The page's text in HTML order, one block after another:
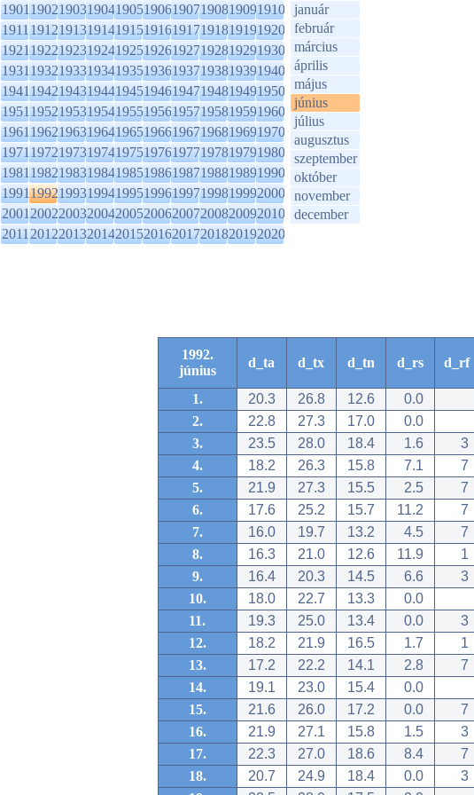
1901190219031904190519061907190819091910
1911191219131914191519161917191819191920
1921192219231924192519261927192819291930
1931193219331934193519361937193819391940
1941194219431944194519461947194819491950
1951195219531954195519561957195819591960
1961196219631964196519661967196819691970
1971197219731974197519761977197819791980
1981198219831984198519861987198819891990
1991199219931994199519961997199819992000
2001200220032004200520062007200820092010
2011201220132014201520162017201820192020
január
február
március
április
május
június
július
augusztus
szeptember
október
november
december
1992.
június
d_ta d_tx d_tn d_rs d_rf
1. 20.3 26.8 12.6 0.0
2.
22.8 27.3 17.0 0.0
3.
23.5 28.0 18.4 1.6 3
4.
18.2 26.3 15.8 7.1 7
5.
21.9 27.3 15.5 2.5 7
6.
17.6 25.2 15.7 11.2 7
7.
16.0 19.7 13.2 4.5 7
8.
16.3 21.0 12.6 11.9 1
9.
16.4 20.3 14.5 6.6 3
10.
18.0 22.7 13.3 0.0
11.
19.3 25.0 13.4 0.0 3
12.
18.2 21.9 16.5 1.7 1
13.
17.2 22.2 14.1 2.8 7
14.
19.1 23.0 15.4 0.0
15.
21.6 26.0 17.2 0.0 7
16.
21.9 27.1 15.8 1.5 3
17.
22.3 27.0 18.6 8.4 7
18.
20.7 24.9 18.4 0.0 3